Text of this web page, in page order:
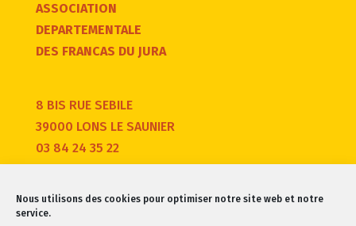
Nous utilisons des cookies pour optimiser notre site web et notre
service.
ASSOCIATION
DEPARTEMENTALE
DES FRANCAS DU JURA
8 BIS RUE SEBILE
39000 LONS LE SAUNIER
03 84 24 35 22